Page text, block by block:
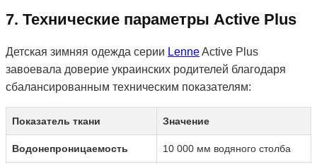
7. Технические параметры Active Plus
Детская зимняя одежда серии LenneActive Plus
завоевала доверие украинских родителей благодаря
сбалансированным техническим показателям:
Показатель ткани Значение
Водонепроницаемость 10 000 мм водяного столба